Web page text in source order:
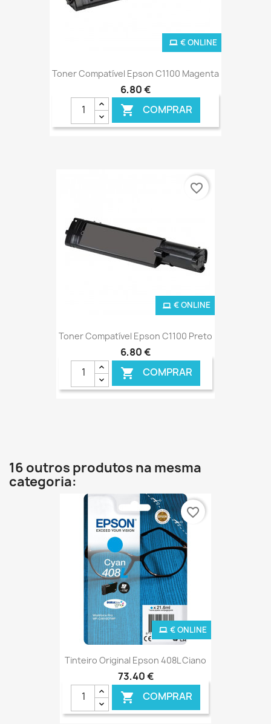
Toner Compatível Epson C1100 Magenta
6,80 €
 COMPRAR
€ ONLINE
Toner Compatível Epson C1100 Preto
6,80 €
 COMPRAR
€ ONLINE
favorite_border
16 outros produtos na mesma
categoria:
Tinteiro Original Epson 408L Ciano
73,40 €
 COMPRAR
€ ONLINE
favorite_border